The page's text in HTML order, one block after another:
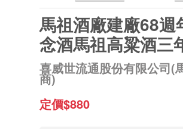
馬祖酒廠建廠68週
念酒馬祖高粱酒三
喜威世流通股份有限公司(
商)
定價$880